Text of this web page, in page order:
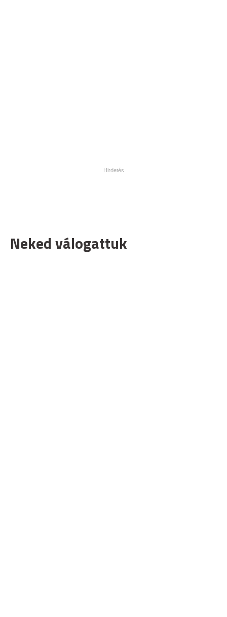
Neked válogattuk